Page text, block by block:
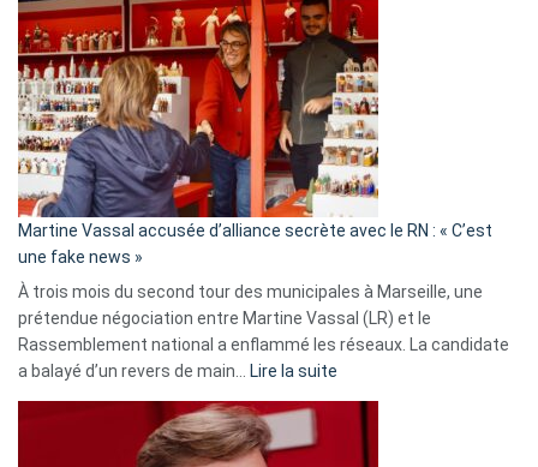
Algérie
Martine Vassal accusée d’alliance secrète avec le RN : « C’est
une fake news »
À trois mois du second tour des municipales à Marseille, une
prétendue négociation entre Martine Vassal (LR) et le
Rassemblement national a enflammé les réseaux. La candidate
a balayé d’un revers de main…
Lire la suite